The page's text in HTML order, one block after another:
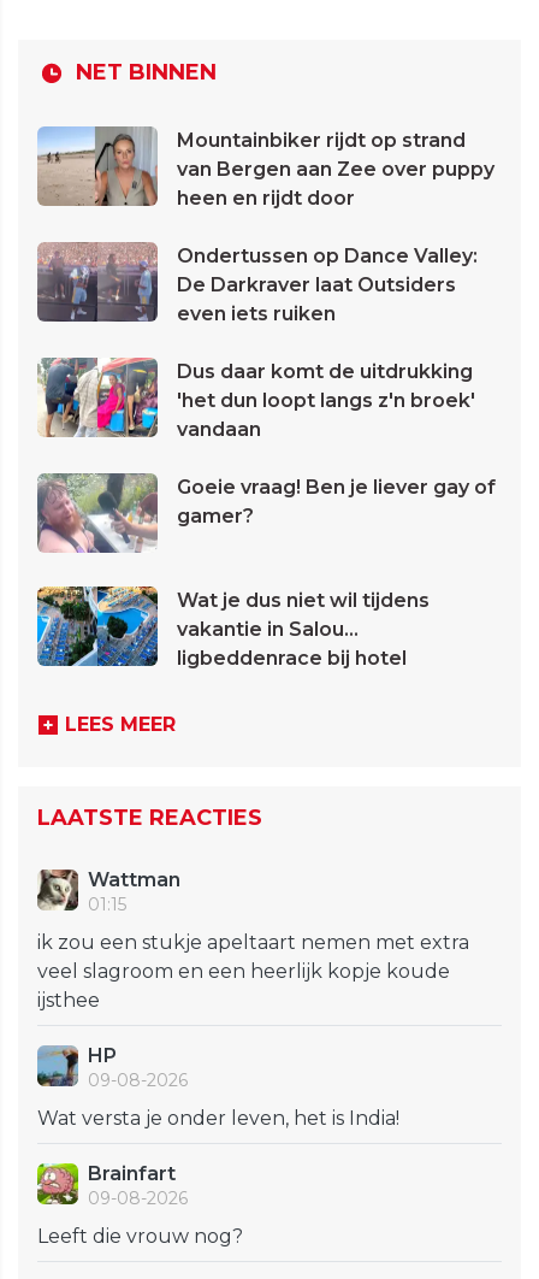
NET BINNEN
Mountainbiker rijdt op strand
van Bergen aan Zee over puppy
heen en rijdt door
Ondertussen op Dance Valley:
De Darkraver laat Outsiders
even iets ruiken
Dus daar komt de uitdrukking
'het dun loopt langs z'n broek'
vandaan
Goeie vraag! Ben je liever gay of
gamer?
Wat je dus niet wil tijdens
vakantie in Salou...
ligbeddenrace bij hotel
LEES MEER
LAATSTE REACTIES
Wattman
01:15
ik zou een stukje apeltaart nemen met extra
veel slagroom en een heerlijk kopje koude
ijsthee
HP
09-08-2026
Wat versta je onder leven, het is India!
Brainfart
09-08-2026
Leeft die vrouw nog?